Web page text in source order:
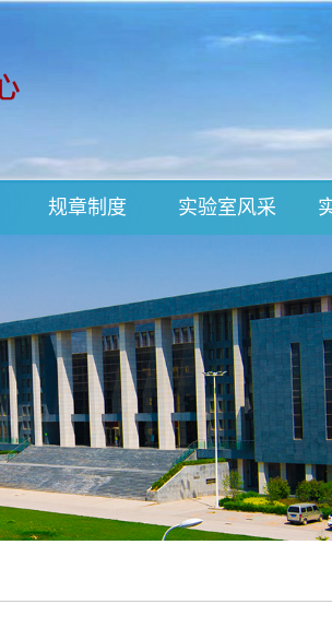
规章制度 实验室风采